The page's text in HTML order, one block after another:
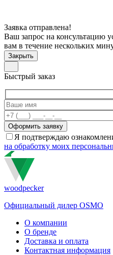
Заявка отправлена!
Ваш запрос на консультацию
вам в течение нескольких
Закрыть
Быстрый заказ
Я подтверждаю
на обработку моих
woodpecker
Официальный дилер OSMO
О компании
О бренде
Доставка и оплата
Контактная информация